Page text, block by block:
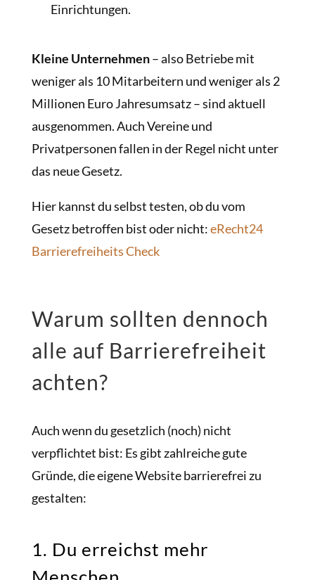
Einrichtungen.
Kleine Unternehmen– also Betriebe mit
weniger als 10 Mitarbeitern und weniger als 2
Millionen Euro Jahresumsatz – sind aktuell
ausgenommen. Auch Vereine und
Privatpersonen fallen in der Regel nicht unter
das neue Gesetz.
Hier kannst du selbst testen, ob du vom
Gesetz betroffen bist oder nicht:eRecht24
Barrierefreiheits Check
Warum sollten dennoch
alle auf Barrierefreiheit
achten?
Auch wenn du gesetzlich (noch) nicht
verpflichtet bist: Es gibt zahlreiche gute
Gründe, die eigene Website barrierefrei zu
gestalten:
1. Du erreichst mehr